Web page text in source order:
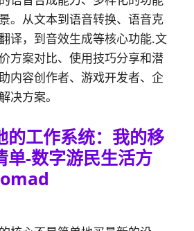
。从文本到语音转换、语音克
译，到音效生成等核心功能.文
方案对比、使用技巧分享和潜
内容创作者、游戏开发者、企
决方案。
的工作系统：我的移
单-数字游民生活方